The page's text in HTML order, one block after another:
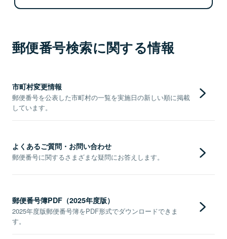
郵便番号検索に関する情報
市町村変更情報
郵便番号を公表した市町村の一覧を実施日の新しい順に掲載
しています。
よくあるご質問・お問い合わせ
郵便番号に関するさまざまな疑問にお答えします。
郵便番号簿PDF（2025年度版）
2025年度版郵便番号簿をPDF形式でダウンロードできま
す。